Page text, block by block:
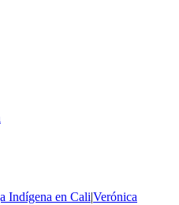
Indígena en Cali|Verónica